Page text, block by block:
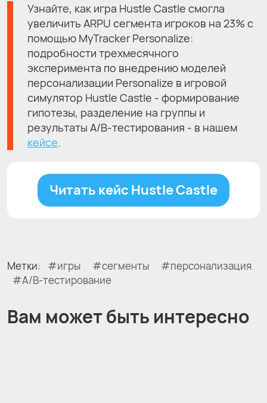
Узнайте, как игра Hustle Castle смогла
увеличить ARPU сегмента игроков на 23% c
помощью MyTracker Personalize:
подробности трехмесячного
эксперимента по внедрению моделей
персонализации Personalize в игровой
симулятор Hustle Castle - формирование
гипотезы, разделение на группы и
результаты A/B-тестирования - в нашем
кейсе.
Читать кейс Hustle Castle
Метки: игры сегменты
персонализация
A/B-тестирование
Вам может быть интересно